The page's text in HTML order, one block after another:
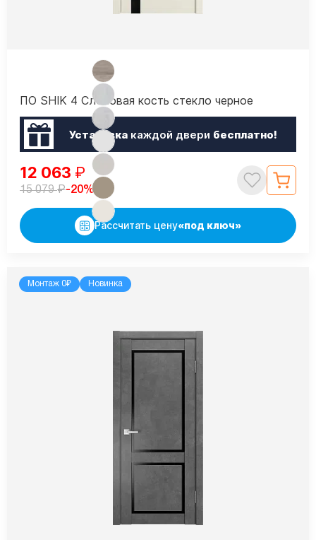
ПО SHIK 4 Слоновая кость стекло черное
Установкакаждой двери бесплатно!
12 063 ₽
15 079₽-20%
Рассчитать цену«под ключ»
Монтаж 0₽ Новинка